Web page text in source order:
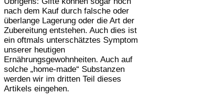
nach dem Kauf durch falsche oder
überlange Lagerung oder die Art der
Zubereitung entstehen. Auch dies ist
ein oftmals unterschätztes Symptom
unserer heutigen
Ernährungsgewohnheiten. Auch auf
solche „home-made“ Substanzen
werden wir im dritten Teil dieses
Artikels eingehen.